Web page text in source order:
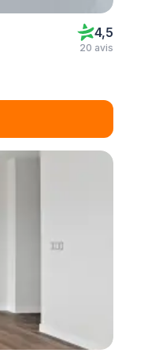
4,5
20 avis